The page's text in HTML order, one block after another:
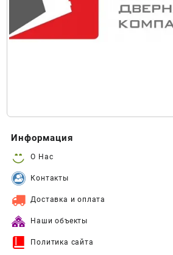
Информация
О Нас
Контакты
Доставка и оплата
Наши объекты
Политика сайта